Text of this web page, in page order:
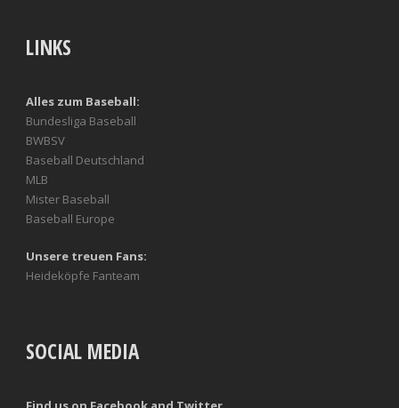
LINKS
Alles zum Baseball:
Bundesliga Baseball
BWBSV
Baseball Deutschland
MLB
Mister Baseball
Baseball Europe
Unsere treuen Fans:
Heideköpfe Fanteam
SOCIAL MEDIA